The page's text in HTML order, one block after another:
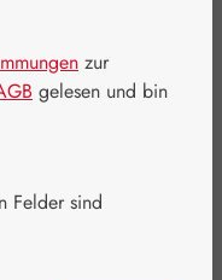
zur
gelesen und bin
Felder sind